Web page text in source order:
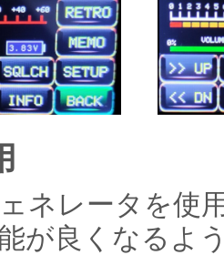
ネレータを使
が良くなるよ